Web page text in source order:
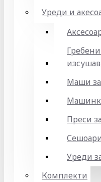
Уреди и
Маши за
Преси
Сешоари
Уреди
Комплекти